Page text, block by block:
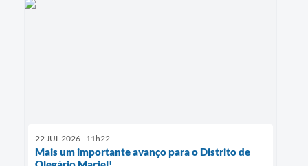
22 JUL 2026 - 11h22
Mais um importante avanço para o Distrito de